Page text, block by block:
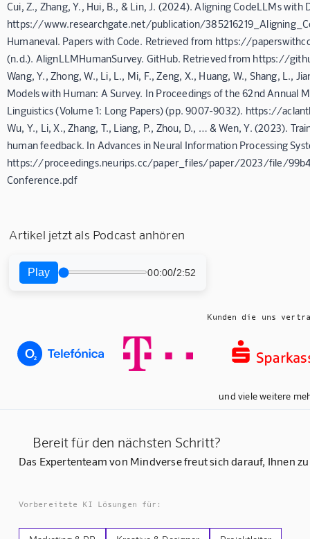
Cui, Z., Zhang, Y., Hui, B., & Lin, J. (2024). Aligning CodeLLMs
https://www.researchgate.net/publication/
Humaneval. Papers with Code. Retrieved from https://
(n.d.). AlignLLMHumanSurvey. GitHub. Retrieved from https://
Wang, Y., Zhong, W., Li, L., Mi, F., Zeng, X., Huang, W., Shang, L.,
Models with Human: A Survey. In Proceedings of the 62nd Annual
Linguistics (Volume 1: Long Papers) (pp. 9007-9032). https://
Wu, Y., Li, X., Zhang, T., Liang, P., Zhou, D., … & Wen, Y. (2023).
human feedback. In Advances in Neural Information Processing
https://proceedings.neurips.cc/paper_files/paper/2023/file/
Conference.pdf
Artikel jetzt als Podcast anhören
Play 00:00/2:52
Kunden die uns
und viele weitere
Bereit für den nächsten Schritt?
Das Expertenteam von Mindverse freut sich darauf, Ihnen
Vorbereitete KI Lösungen für: